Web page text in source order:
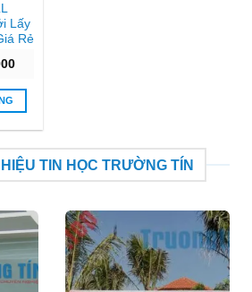
Lấy
Rẻ
Giá
tại
₫150.000.
TIN HỌC TRƯỜNG TÍN